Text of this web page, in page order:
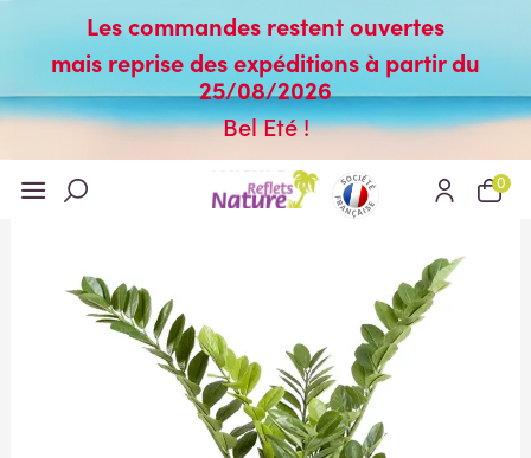
Les commandes restent ouvertes
mais reprise des expéditions à partir du
25/08/2026
Bel Eté !
0